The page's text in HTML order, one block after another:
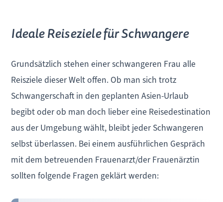
Ideale Reiseziele für Schwangere
Grundsätzlich stehen einer schwangeren Frau alle
Reisziele dieser Welt offen. Ob man sich trotz
Schwangerschaft in den geplanten Asien-Urlaub
begibt oder ob man doch lieber eine Reisedestination
aus der Umgebung wählt, bleibt jeder Schwangeren
selbst überlassen. Bei einem ausführlichen Gespräch
mit dem betreuenden Frauenarzt/der Frauenärztin
sollten folgende Fragen geklärt werden: